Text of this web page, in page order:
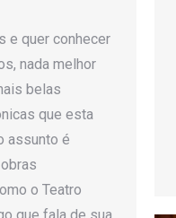
e quer conhecer
nada melhor
belas
que esta
assunto é
o Teatro